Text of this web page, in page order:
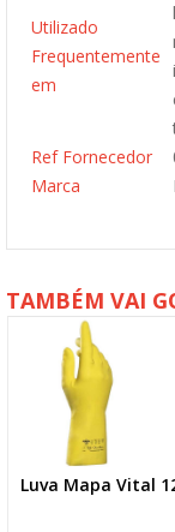
Utilizado
Frequentemente
em
Ref Fornecedor
Marca
TAMBÉM VAI
Luva Mapa Vital